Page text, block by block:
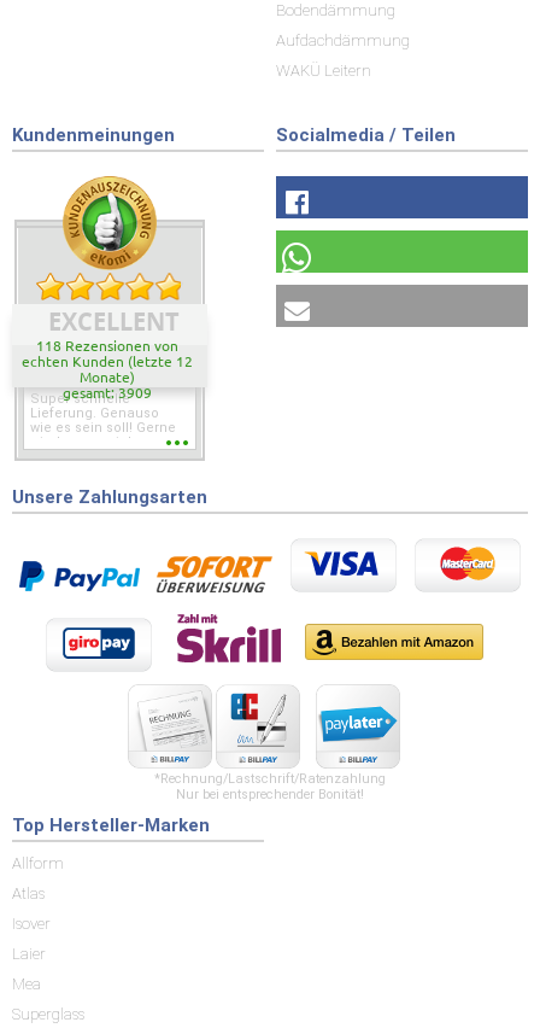
Bodendämmung
Aufdachdämmung
WAKÜ Leitern
Kundenmeinungen
EXCELLENT
118 Rezensionen von
echten Kunden (letzte 12
Monate)
gesamt: 3909
Super schnelle
Lieferung. Genauso
wie es sein soll! Gerne
wieder wenn ich was
Socialmedia / Teilen
Unsere Zahlungsarten
*Rechnung/Lastschrift/Ratenzahlung
Nur bei entsprechender Bonität!
Top Hersteller-Marken
Allform
Atlas
Isover
Laier
Mea
Superglass